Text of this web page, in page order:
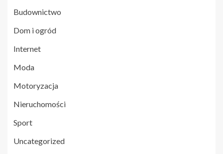
Budownictwo
Dom i ogród
Internet
Moda
Motoryzacja
Nieruchomości
Sport
Uncategorized